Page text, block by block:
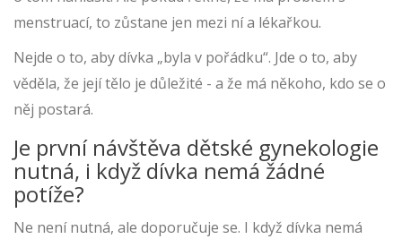
menstruací, to zůstane jen mezi ní a lékařkou.
Nejde o to, aby dívka „byla v pořádku“. Jde o to, aby
věděla, že její tělo je důležité - a že má někoho, kdo se o
něj postará.
Je první návštěva dětské gynekologie
nutná, i když dívka nemá žádné
potíže?
Ne není nutná, ale doporučuje se. I když dívka nemá